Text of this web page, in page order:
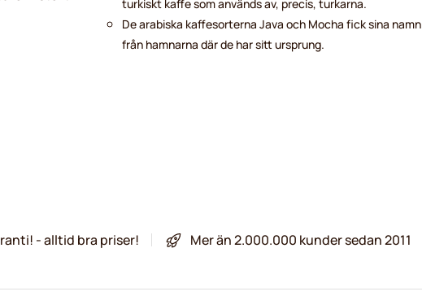
turkiskt kaffe som används av, precis, turkarna.
De arabiska kaffesorterna Java och Mocha fick sina namn
från hamnarna där de har sitt ursprung.
- alltid bra priser! Mer än 2.000.000 kunder sedan 2011